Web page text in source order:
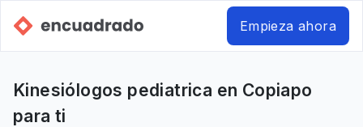
Empieza ahora
Kinesiólogos pediatrica en Copiapo
para ti